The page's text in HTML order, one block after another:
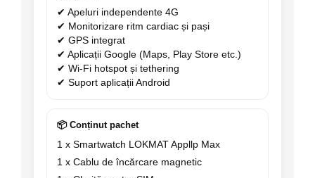
✔ Apeluri independente 4G
✔ Monitorizare ritm cardiac și pași
✔ GPS integrat
✔ Aplicații Google (Maps, Play Store etc.)
✔ Wi-Fi hotspot și tethering
✔ Suport aplicații Android
📦 Conținut pachet
1 x Smartwatch LOKMAT Appllp Max
1 x Cablu de încărcare magnetic